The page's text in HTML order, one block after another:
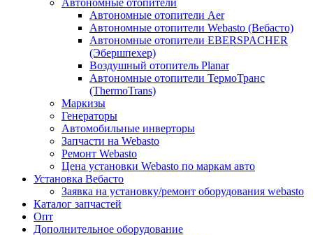
Автономные отопители
Автономные отопители Аer
Автономные отопители Webasto (Вебасто)
Автономные отопители EBERSPACHER
(Эбершпехер)
Воздушный отопитель Planar
Автономные отопители ТермоТранс
(ThermoTrans)
Маркизы
Генераторы
Автомобильные инверторы
Запчасти на Webasto
Ремонт Webasto
Цена установки Webasto по маркам авто
Установка Вебасто
Заявка на установку/ремонт оборудования webasto
Каталог запчастей
Опт
Дополнительное оборудование